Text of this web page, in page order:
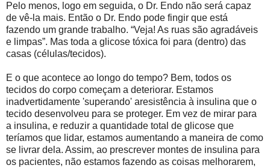
Pelo menos, logo em seguida, o Dr. Endo não será capaz
de vê-la mais. Então o Dr. Endo pode fingir que está
fazendo um grande trabalho. “Veja! As ruas são agradáveis ​​
e limpas”. Mas toda a glicose tóxica foi para (dentro) das
casas (células/tecidos).
E o que acontece ao longo do tempo? Bem, todos os
tecidos do corpo começam a deteriorar. Estamos
inadvertidamente 'superando' a ​​resistência à insulina que o
tecido desenvolveu para se proteger. Em vez de mirar para
a insulina, e reduzir a quantidade total de glicose que
teríamos que lidar, estamos aumentando a maneira de como
se livrar dela. Assim, ao prescrever montes de insulina para
os pacientes, não estamos fazendo as coisas melhorarem,